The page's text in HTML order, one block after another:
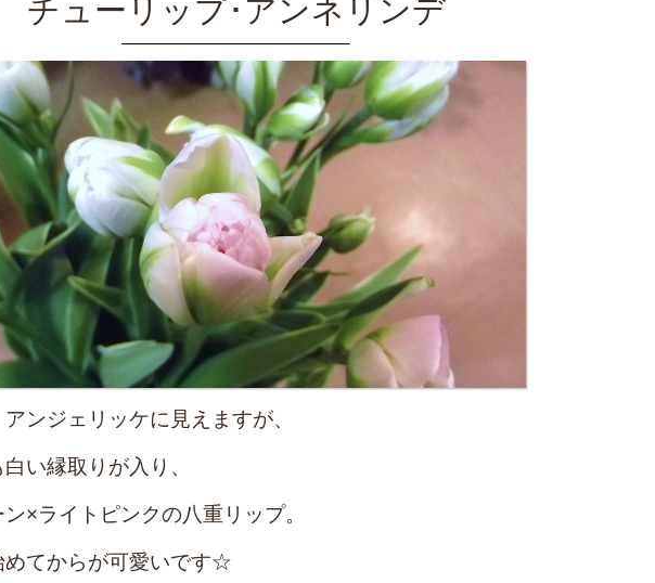
チューリップ･アンネリンデ
ンジェリッケに見えますが、
い縁取りが入り、
ン×ライトピンクの八重リップ。
めてからが可愛いです☆